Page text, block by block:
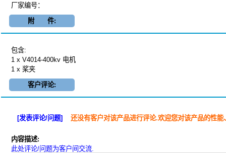
厂家编号：
附 件:
包含:
1 x V4014-400kv 电机
1 x 桨夹
客户评论:
[发表评论/问题] 还没有客户对该产品进行评论.欢迎您对该产品的性
内容描述:
此处评论/问题为客户间交流.